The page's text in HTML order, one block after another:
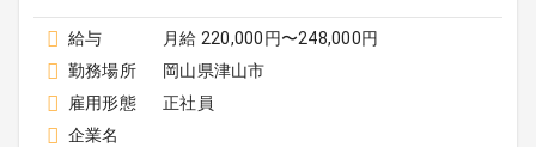
給与
月給 220,000円〜248,000円
勤務場所
岡山県津山市
雇用形態
正社員
企業名